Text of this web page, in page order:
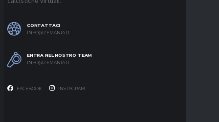
CONTATTACI
INFO@ZEMANIA.IT
ENTRA NEL NOSTRO TEAM
INFO@ZEMANIA.IT
FACEBOOK INSTAGRAM